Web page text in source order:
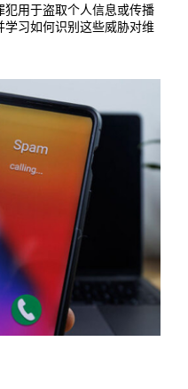
用于盗取个人信息或传播
习如何识别这些威胁对维